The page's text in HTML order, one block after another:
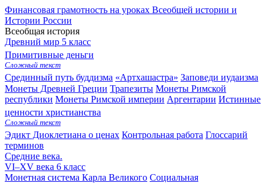
Финансовая грамотность на уроках Всеобщей истории и
Истории России
Всеобщая история
Древний мир 5 класс
Примитивные деньги
Сложный текст
Срединный путь буддизма «Артхашастра» Заповеди иудаизма
Монеты Древней Греции Трапезиты Монеты Римской
республики Монеты Римской империи Аргентарии Истинные
ценности христианства
Сложный текст
Эдикт Диоклетиана о ценах Контрольная работа Глоссарий
терминов
Средние века.
VI–XV века 6 класс
Монетная система Карла Великого Социальная